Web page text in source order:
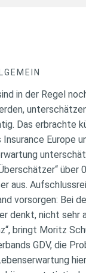
in der Regel
Das erbrachte
Europe
aus.
vorsorgen: Bei
denkt, nicht sehr
bringt Moritz
GDV, die